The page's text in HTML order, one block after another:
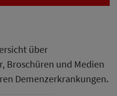
über
Broschüren und Medien
Demenzerkrankungen.